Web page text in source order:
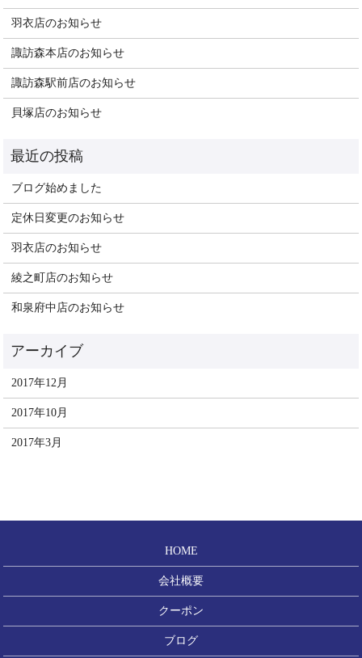
羽衣店のお知らせ
諏訪森本店のお知らせ
諏訪森駅前店のお知らせ
貝塚店のお知らせ
ブログ始めました
定休日変更のお知らせ
羽衣店のお知らせ
綾之町店のお知らせ
和泉府中店のお知らせ
2017年12月
2017年10月
2017年3月
HOME
会社概要
クーポン
ブログ